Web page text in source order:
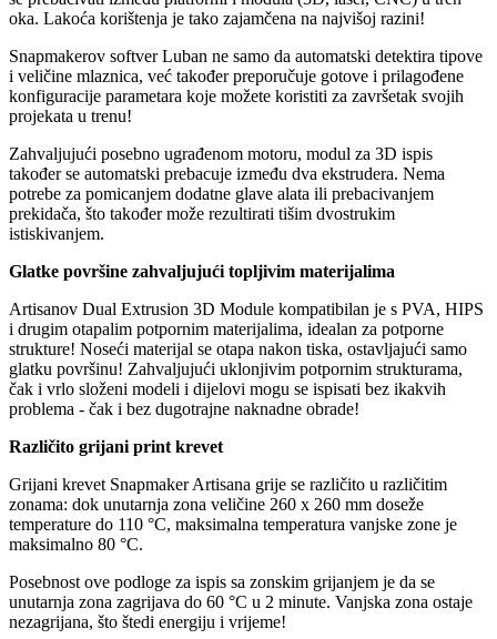
oka. Lakoća korištenja je tako zajamčena na najvišoj razini!
Snapmakerov softver Luban ne samo da automatski detektira tipove
i veličine mlaznica, već također preporučuje gotove i prilagođene
konfiguracije parametara koje možete koristiti za završetak svojih
projekata u trenu!
Zahvaljujući posebno ugrađenom motoru, modul za 3D ispis
također se automatski prebacuje između dva ekstrudera. Nema
potrebe za pomicanjem dodatne glave alata ili prebacivanjem
prekidača, što također može rezultirati tišim dvostrukim
istiskivanjem.
Glatke površine zahvaljujući topljivim materijalima
Artisanov Dual Extrusion 3D Module kompatibilan je s PVA, HIPS
i drugim otapalim potpornim materijalima, idealan za potporne
strukture! Noseći materijal se otapa nakon tiska, ostavljajući samo
glatku površinu! Zahvaljujući uklonjivim potpornim strukturama,
čak i vrlo složeni modeli i dijelovi mogu se ispisati bez ikakvih
problema - čak i bez dugotrajne naknadne obrade!
Različito grijani print krevet
Grijani krevet Snapmaker Artisana grije se različito u različitim
zonama: dok unutarnja zona veličine 260 x 260 mm doseže
temperature do 110 °C, maksimalna temperatura vanjske zone je
maksimalno 80 °C.
Posebnost ove podloge za ispis sa zonskim grijanjem je da se
unutarnja zona zagrijava do 60 °C u 2 minute. Vanjska zona ostaje
nezagrijana, što štedi energiju i vrijeme!